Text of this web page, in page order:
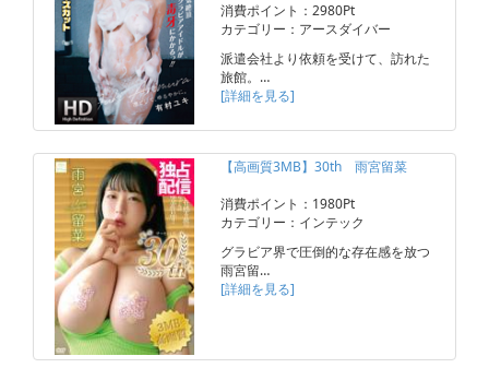
消費ポイント：2980Pt
カテゴリー：アースダイバー
派遣会社より依頼を受けて、訪れた
旅館。…
[詳細を見る]
【高画質3MB】30th 雨宮留菜
消費ポイント：1980Pt
カテゴリー：インテック
グラビア界で圧倒的な存在感を放つ
雨宮留…
[詳細を見る]